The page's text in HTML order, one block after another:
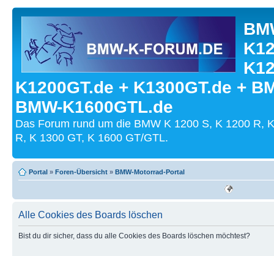
K1200GT.de + K1300GT.de +
BMW-K1600GTL.de
Das Forum rund um die BMW K 1200 S, K 1200 R,
R, K 1300 GT, K 1600 GT/GTL.
Portal » Foren-Übersicht » BMW-Motorrad-Portal
Alle Cookies des Boards löschen
Bist du dir sicher, dass du alle Cookies des Boards löschen möchtest?